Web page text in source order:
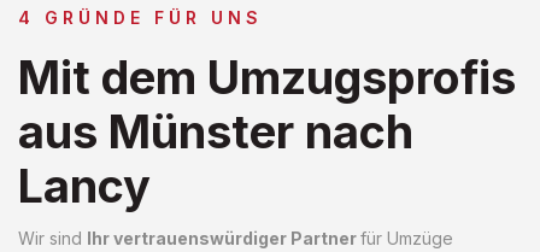
4 GRÜNDE FÜR UNS
Mit dem Umzugsprofis
aus Münster nach
Lancy
Wir sind Ihr vertrauenswürdiger Partnerfür Umzüge